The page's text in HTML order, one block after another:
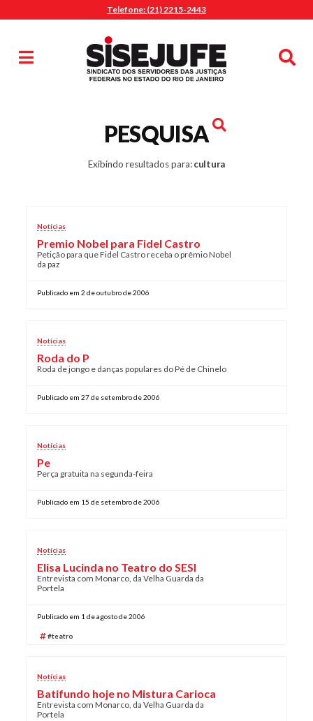
Telefone: (21) 2215-2443
PESQUISA
Exibindo resultados para:cultura
Notícias
Premio Nobel para Fidel Castro
Petição para que Fidel Castro receba o prêmio Nobel
da paz
Publicado em 2 de outubro de 2006
Notícias
Roda do P
Roda de jongo e danças populares do Pé de Chinelo
Publicado em 27 de setembro de 2006
Notícias
Pe
Perça gratuita na segunda-feira
Publicado em 15 de setembro de 2006
Notícias
Elisa Lucinda no Teatro do SESI
Entrevista com Monarco, da Velha Guarda da
Portela
Publicado em 1 de agosto de 2006
#teatro
Notícias
Batifundo hoje no Mistura Carioca
Entrevista com Monarco, da Velha Guarda da
Portela
MENU
Sindicalize-se
Casa do Alto
Sede Campestre
Nossos Convênios
Gympass Wellhub
Assistência Funeral
Pós-graduação
Facebook Instagram Twitter Youtube